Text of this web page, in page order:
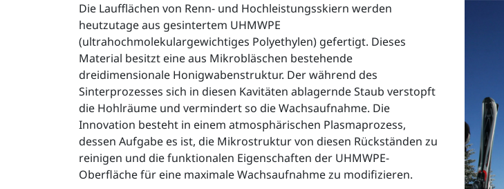
Die Laufflächen von Renn- und Hochleistungsskiern werden
heutzutage aus gesintertem UHMWPE
(ultrahochmolekulargewichtiges Polyethylen) gefertigt. Dieses
Material besitzt eine aus Mikrobläschen bestehende
dreidimensionale Honigwabenstruktur. Der während des
Sinterprozesses sich in diesen Kavitäten ablagernde Staub verstopft
die Hohlräume und vermindert so die Wachsaufnahme. Die
Innovation besteht in einem atmosphärischen Plasmaprozess,
dessen Aufgabe es ist, die Mikrostruktur von diesen Rückständen zu
reinigen und die funktionalen Eigenschaften der UHMWPE-
Oberfläche für eine maximale Wachsaufnahme zu modifizieren.